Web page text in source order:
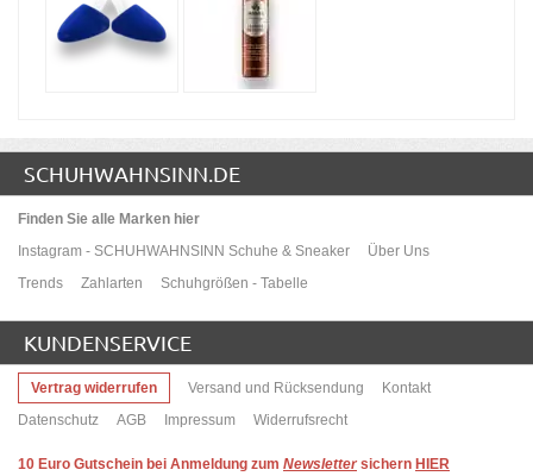
SCHUHWAHNSINN.DE
Finden Sie alle Marken hier
Instagram - SCHUHWAHNSINN Schuhe & Sneaker
Über Uns
Trends
Zahlarten Schuhgrößen - Tabelle
KUNDENSERVICE
Vertrag widerrufen Versand und Rücksendung
Kontakt
Datenschutz
AGB Impressum Widerrufsrecht
10 Euro Gutschein bei Anmeldung zum Newsletter sichern HIER